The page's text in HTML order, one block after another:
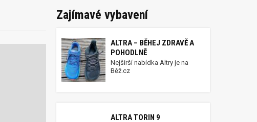
Zajímavé vybavení
ALTRA – BĚHEJ ZDRAVĚ A
POHODLNĚ
Nejširší nabídka Altry je na
Běž.cz
ALTRA TORIN 9